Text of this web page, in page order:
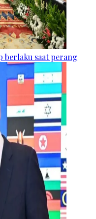
berlaku saat perang